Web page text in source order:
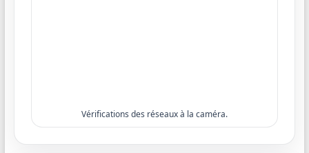
Vérifications des réseaux à la caméra.